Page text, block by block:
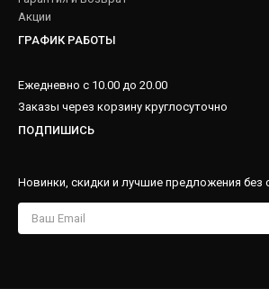
Акции
ГРАФИК РАБОТЫ
Ежедневно с 10.00 до 20.00
Заказы через корзину круглосуточно
ПОДПИШИСЬ
Новинки, скидки и лучшие предложения без